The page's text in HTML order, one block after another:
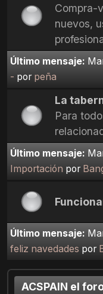
Compra-
nuevos,
Último mensaje:
- por peña
La
Para
Último mensaje:
Importación por
Último mensaje:
feliz navedades por
ACSPAIN el